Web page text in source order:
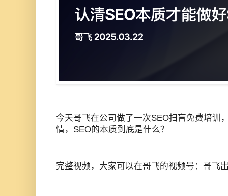
今天哥飞在公司做了一次SEO扫盲免费培训
情，SEO的本质到底是什么？
完整视频，大家可以在哥飞的视频号：哥飞